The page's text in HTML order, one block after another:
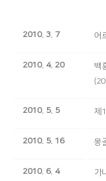
2010. 3. 7 어
2010. 4. 20
백
2010. 5. 5 제
2010. 5. 16 몽
2010. 6. 4
가